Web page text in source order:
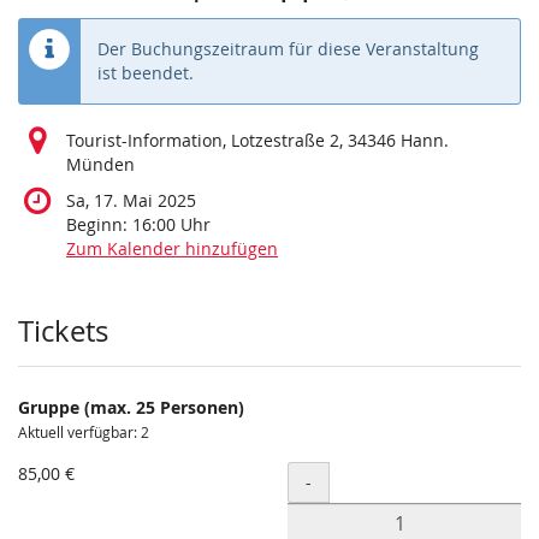
Der Buchungszeitraum für diese Veranstaltung
ist beendet.
Tourist-Information, Lotzestraße 2, 34346 Hann.
Münden
Sa, 17. Mai 2025
Beginn: 16:00 Uhr
Zum Kalender hinzufügen
Produkte
Tickets
Gruppe (max. 25 Personen)
Aktuell verfügbar: 2
85,00 € Menge
-